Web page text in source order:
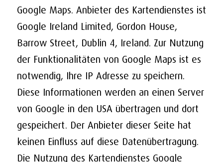
Google Maps. Anbieter des Kartendienstes ist
Google Ireland Limited, Gordon House,
Barrow Street, Dublin 4, Ireland. Zur Nutzung
der Funktionalitäten von Google Maps ist es
notwendig, Ihre IP Adresse zu speichern.
Diese Informationen werden an einen Server
von Google in den USA übertragen und dort
gespeichert. Der Anbieter dieser Seite hat
keinen Einfluss auf diese Datenübertragung.
Die Nutzung des Kartendienstes Google